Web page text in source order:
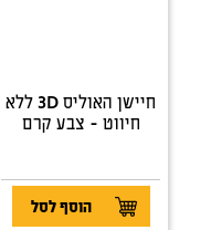
חיישן האוליס 3D ללא
חיווט - צבע קרם
הוסף לסל